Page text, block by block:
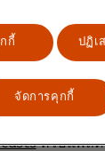
กสิ่งทุกอย่างที่
มได้รับการยอม
งเคลื่อนไปใน
ะสบการณ์การ
ยการ “
หรือแพล
กี้ ปฏิเ
จัดการคุกกี้